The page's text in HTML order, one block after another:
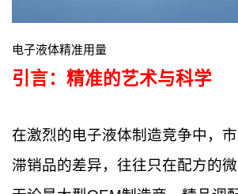
电子液体精准用量
引言：精准的艺术与科学
在激烈的电子液体制造竞争中，
滞销品的差异，往往只在配方的微